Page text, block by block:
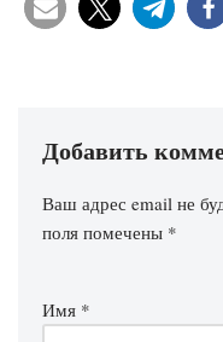
Добавить
Ваш адрес email не
поля помечены *
Имя *